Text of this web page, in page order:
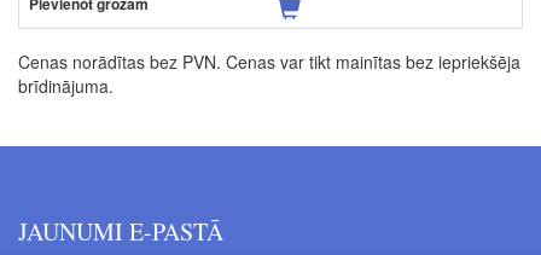
Cenas norādītas bez PVN. Cenas var tikt mainītas bez iepriekšēja
brīdinājuma.
JAUNUMI E-PASTĀ